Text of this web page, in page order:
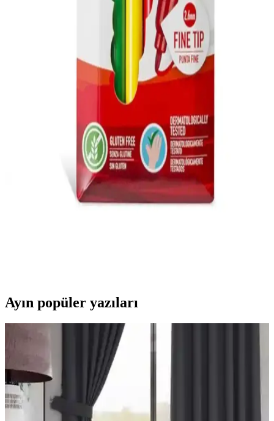
Minika Çocuk Özel Seri 5 ve Turkuvaz Minika Go
Dergileri Karşılaştırması
Minika Çocuk Özel Seri 5 ve Turkuvaz Minika Go, çocukların
eğlenerek öğrenmesini sağlayan popüler dergiler. Türkçe ve Azerice
içeriklerle, farklı yaş gruplarına hitap eden bu ürünler, ebeveynlere
uygun seçim yapma imkanı sunar.
Çocuklar İçin Ergonomik ve Dayanıklı Çalışma
Masası Seçenekleri
Çocukların gelişimine uygun, ergonomik ve dayanıklı tasarıma sahip
renkli çalışma masaları, kolay temizlenebilir yüzeyleri ve güvenli
yapılarıyla ebeveynlerin tercihine sunuluyor.
Genel Markalar Çocuk Carioca Joy Süper
Yıkanabilir Keçeli Boya Kalemi 6'lı Ürün Tanıtımı
Ayın popüler yazıları